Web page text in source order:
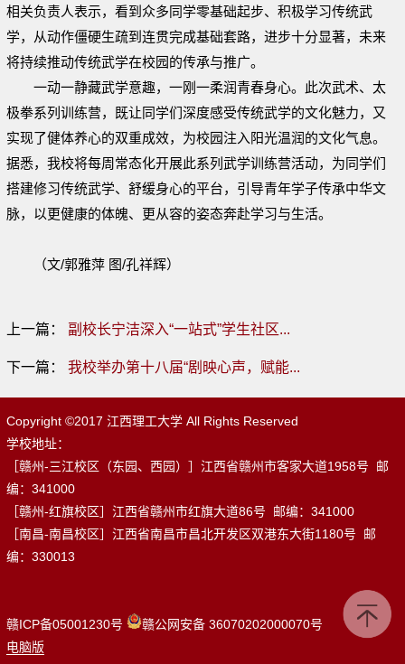
相关负责人表示，看到众多同学零基础起步、积极学习传统武
学，从动作僵硬生疏到连贯完成基础套路，进步十分显著，未来
将持续推动传统武学在校园的传承与推广。
一动一静藏武学意趣，一刚一柔润青春身心。此次武术、太
极拳系列训练营，既让同学们深度感受传统武学的文化魅力，又
实现了健体养心的双重成效，为校园注入阳光温润的文化气息。
据悉，我校将每周常态化开展此系列武学训练营活动，为同学们
搭建修习传统武学、舒缓身心的平台，引导青年学子传承中华文
脉，以更健康的体魄、更从容的姿态奔赴学习与生活。
（文/郭雅萍 图/孔祥辉）
上一篇： 副校长宁洁深入“一站式”学生社区...
下一篇： 我校举办第十八届“剧映心声，赋能...
Copyright ©2017 江西理工大学 All Rights Reserved
学校地址：
［赣州-三江校区（东园、西园）］江西省赣州市客家大道1958号 邮
编：341000
［赣州-红旗校区］江西省赣州市红旗大道86号 邮编：341000
［南昌-南昌校区］江西省南昌市昌北开发区双港东大街1180号 邮
编：330013
赣ICP备05001230号
赣公网安备 36070202000070号
电脑版